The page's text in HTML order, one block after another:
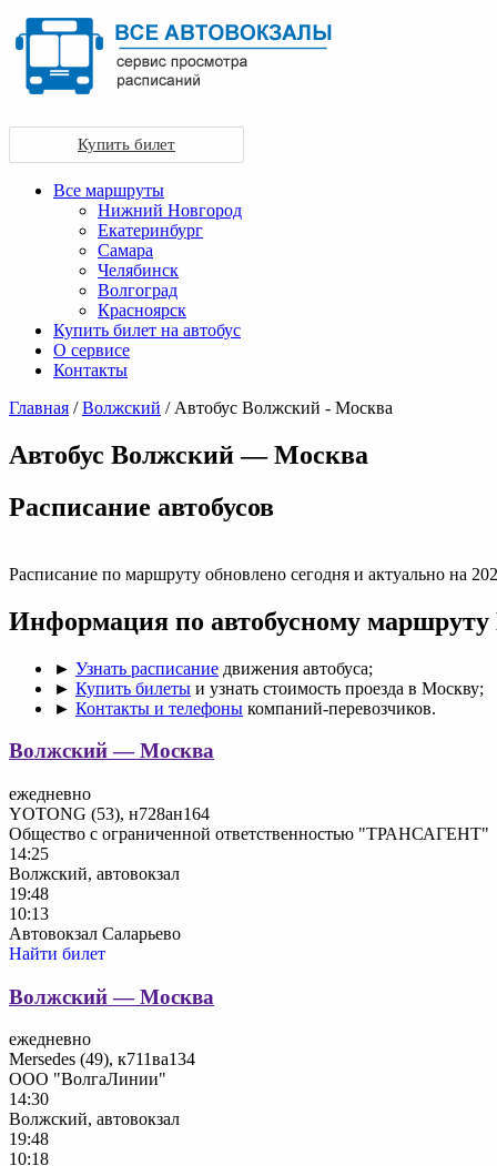
Купить билет
Все маршруты
Нижний Новгород
Екатеринбург
Самара
Челябинск
Волгоград
Красноярск
Купить билет на автобус
О сервисе
Контакты
Главная /Волжский / Автобус Волжский - Москва
Автобус Волжский — Москва
Раcписание автобусов
Расписание по маршруту обновлено сегодня и актуально на
Информация по автобусному
► Узнать расписание движения автобуса;
► Купить билеты и узнать стоимость проезда в Москву;
► Контакты и телефоны компаний-перевозчиков.
Волжский — Москва
ежедневно
YOTONG (53), н728ан164
Общество с ограниченной ответственностью "ТРАНСАГЕНТ"
14:25
Волжский, автовокзал
19:48
10:13
Автовокзал Саларьево
Найти билет
Волжский — Москва
ежедневно
Mersedes (49), к711ва134
ООО "ВолгаЛинии"
14:30
Волжский, автовокзал
19:48
10:18